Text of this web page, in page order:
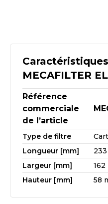
MECAFILTER
Référence
commerciale
de l’article
Type de filtre
Longueur [mm]
Largeur [mm]
162
Hauteur [mm]
58